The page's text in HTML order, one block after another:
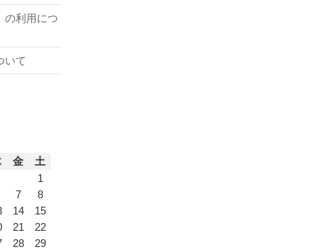
の利用につ
いて
金
土
1
7
8
14
15
21
22
28
29